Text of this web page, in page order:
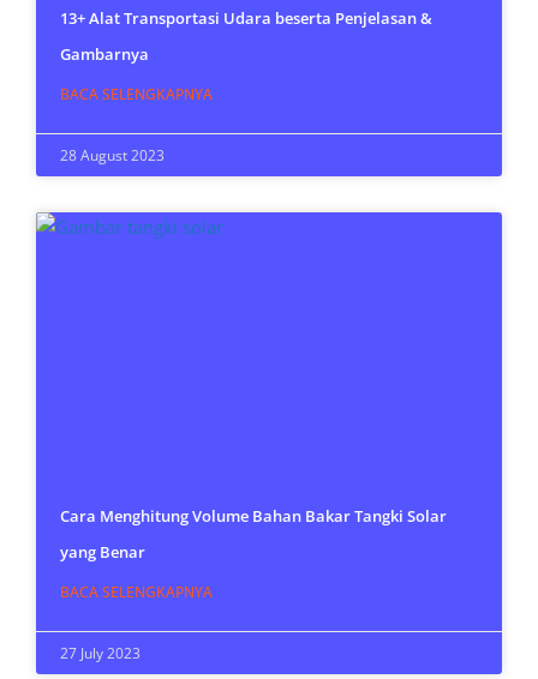
13+ Alat Transportasi Udara beserta Penjelasan &
Gambarnya
BACA SELENGKAPNYA
28 August 2023
Cara Menghitung Volume Bahan Bakar Tangki Solar
yang Benar
BACA SELENGKAPNYA
27 July 2023